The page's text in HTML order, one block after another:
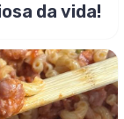
da vida!